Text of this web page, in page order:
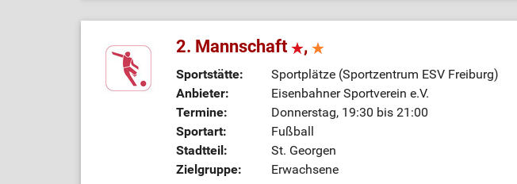
2. Mannschaft ,
Sportstätte:
Sportplätze (Sportzentrum ESV Freiburg)
Anbieter:
Eisenbahner Sportverein e.V.
Termine:
Donnerstag, 19:30 bis 21:00
Sportart:
Fußball
Stadtteil:
St. Georgen
Zielgruppe:
Erwachsene